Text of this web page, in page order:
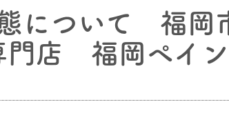
について 福岡
門店 福岡ペイン